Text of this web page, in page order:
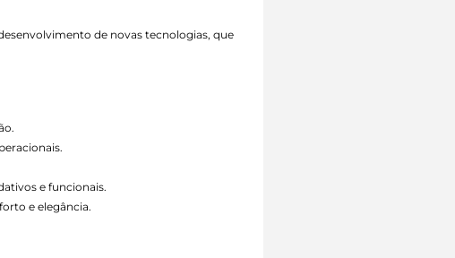
de novas tecnologias, que
e funcionais.
e elegância.